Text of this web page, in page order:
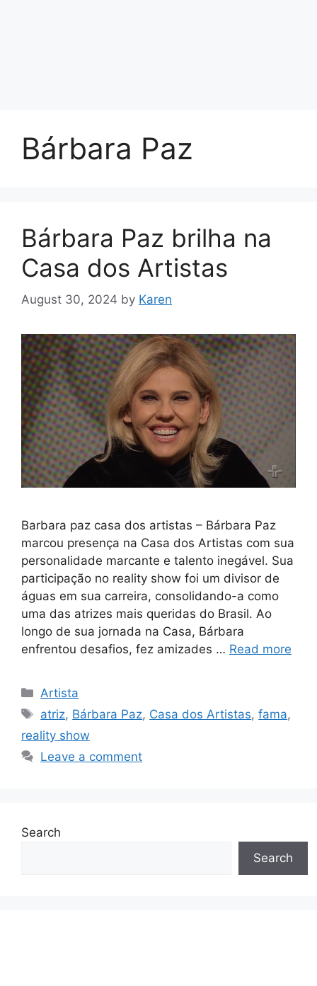
Bárbara Paz
Bárbara Paz brilha na
Casa dos Artistas
August 30, 2024 by Karen
Barbara paz casa dos artistas – Bárbara Paz
marcou presença na Casa dos Artistas com sua
personalidade marcante e talento inegável. Sua
participação no reality show foi um divisor de
águas em sua carreira, consolidando-a como
uma das atrizes mais queridas do Brasil. Ao
longo de sua jornada na Casa, Bárbara
enfrentou desafios, fez amizades … Read more
Categories
Artista
Tags
atriz, Bárbara Paz, Casa dos Artistas,fama,
reality show
Leave a comment
Search
Search